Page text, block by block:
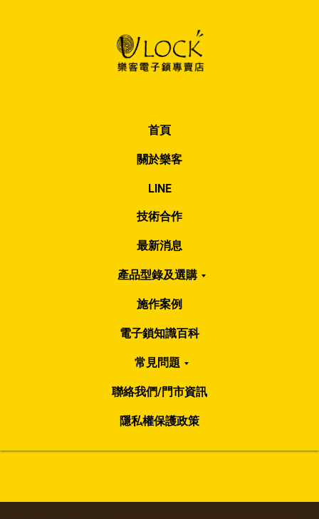
首頁
關於樂客
LINE
技術合作
最新消息
產品型錄及選購
施作案例
電子鎖知識百科
常見問題
聯絡我們/門市資訊
隱私權保護政策